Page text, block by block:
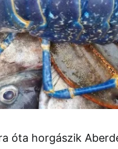
óta horgászik